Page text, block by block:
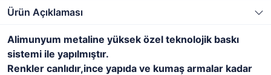
Ürün Açıklaması
Alimunyum metaline yüksek özel teknolojik baskı
sistemi ile yapılmıştır.
Renkler canlıdır,ince yapıda ve kumaş armalar kadar